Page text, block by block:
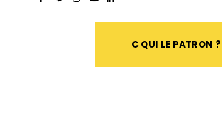
C QUI LE PATRON ?